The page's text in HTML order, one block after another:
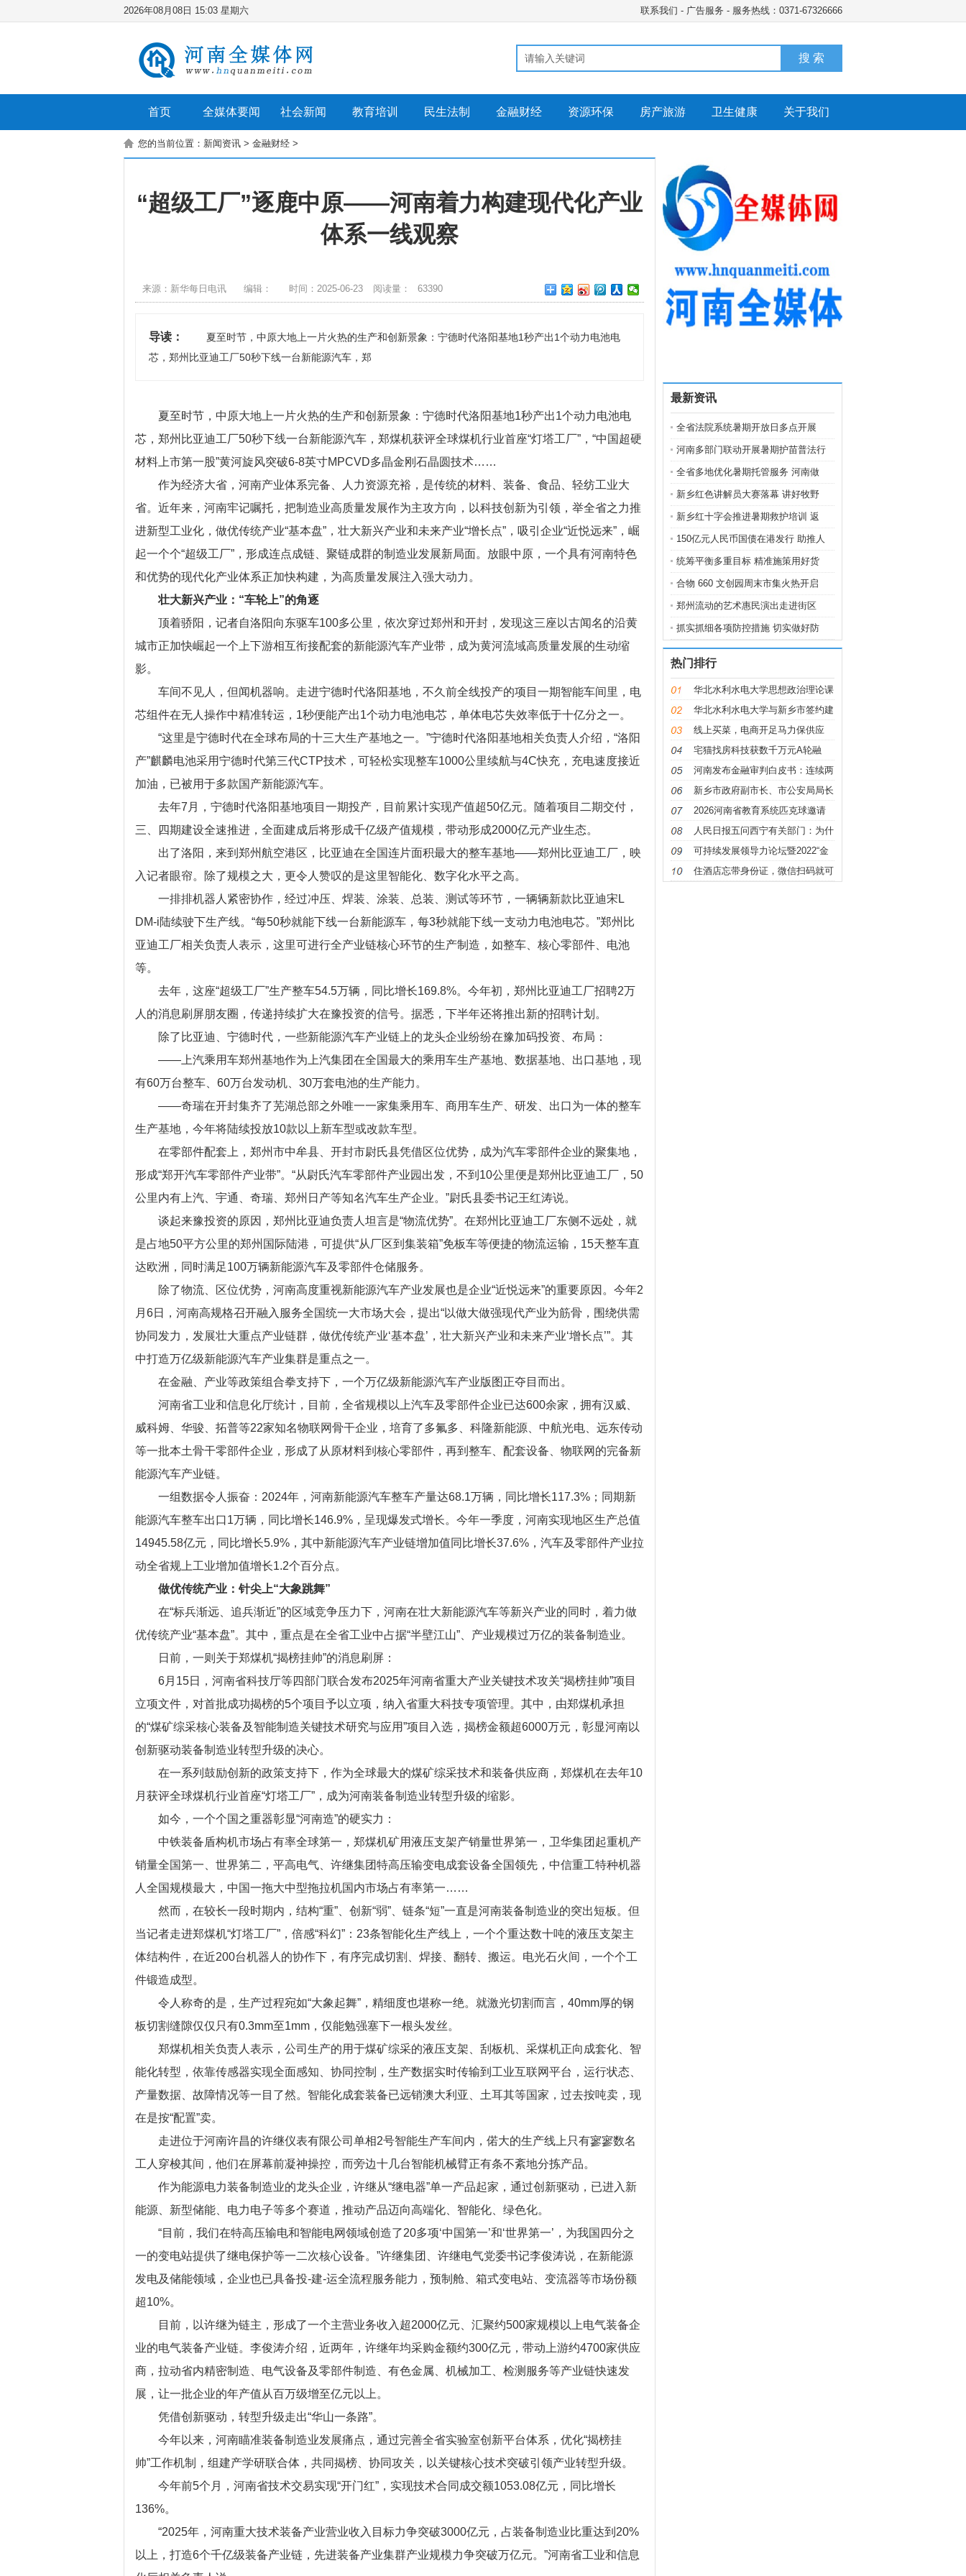
联系我们 - 广告服务 - 服务热线：0371-67326666
2026年08月08日 15:03 星期六
搜 索
首页 全媒体要闻 社会新闻 教育培训 民生法制 金融财经 资源环保 房产旅游 卫生健康 关于我们
您的当前位置： 新闻资讯 > 金融财经 >
“超级工厂”逐鹿中原——河南着力构建现代化产业
体系一线观察
来源：新华每日电讯 编辑： 时间：2025-06-23 阅读量： 63390
导读：
夏至时节，中原大地上一片火热的生产和创新景象：宁德时代洛阳基地1秒产出1个动力电池电
芯，郑州比亚迪工厂50秒下线一台新能源汽车，郑
夏至时节，中原大地上一片火热的生产和创新景象：宁德时代洛阳基地1秒产出1个动力电池电
芯，郑州比亚迪工厂50秒下线一台新能源汽车，郑煤机获评全球煤机行业首座“灯塔工厂”，“中国超硬
材料上市第一股”黄河旋风突破6-8英寸MPCVD多晶金刚石晶圆技术……
作为经济大省，河南产业体系完备、人力资源充裕，是传统的材料、装备、食品、轻纺工业大
省。近年来，河南牢记嘱托，把制造业高质量发展作为主攻方向，以科技创新为引领，举全省之力推
进新型工业化，做优传统产业“基本盘”，壮大新兴产业和未来产业“增长点”，吸引企业“近悦远来”，崛
起一个个“超级工厂”，形成连点成链、聚链成群的制造业发展新局面。放眼中原，一个具有河南特色
和优势的现代化产业体系正加快构建，为高质量发展注入强大动力。
壮大新兴产业：“车轮上”的角逐
顶着骄阳，记者自洛阳向东驱车100多公里，依次穿过郑州和开封，发现这三座以古闻名的沿黄
城市正加快崛起一个上下游相互衔接配套的新能源汽车产业带，成为黄河流域高质量发展的生动缩
影。
车间不见人，但闻机器响。走进宁德时代洛阳基地，不久前全线投产的项目一期智能车间里，电
芯组件在无人操作中精准转运，1秒便能产出1个动力电池电芯，单体电芯失效率低于十亿分之一。
“这里是宁德时代在全球布局的十三大生产基地之一。”宁德时代洛阳基地相关负责人介绍，“洛阳
产”麒麟电池采用宁德时代第三代CTP技术，可轻松实现整车1000公里续航与4C快充，充电速度接近
加油，已被用于多款国产新能源汽车。
去年7月，宁德时代洛阳基地项目一期投产，目前累计实现产值超50亿元。随着项目二期交付，
三、四期建设全速推进，全面建成后将形成千亿级产值规模，带动形成2000亿元产业生态。
出了洛阳，来到郑州航空港区，比亚迪在全国连片面积最大的整车基地——郑州比亚迪工厂，映
入记者眼帘。除了规模之大，更令人赞叹的是这里智能化、数字化水平之高。
一排排机器人紧密协作，经过冲压、焊装、涂装、总装、测试等环节，一辆辆新款比亚迪宋L
DM-i陆续驶下生产线。“每50秒就能下线一台新能源车，每3秒就能下线一支动力电池电芯。”郑州比
亚迪工厂相关负责人表示，这里可进行全产业链核心环节的生产制造，如整车、核心零部件、电池
等。
去年，这座“超级工厂”生产整车54.5万辆，同比增长169.8%。今年初，郑州比亚迪工厂招聘2万
人的消息刷屏朋友圈，传递持续扩大在豫投资的信号。据悉，下半年还将推出新的招聘计划。
除了比亚迪、宁德时代，一些新能源汽车产业链上的龙头企业纷纷在豫加码投资、布局：
——上汽乘用车郑州基地作为上汽集团在全国最大的乘用车生产基地、数据基地、出口基地，现
有60万台整车、60万台发动机、30万套电池的生产能力。
——奇瑞在开封集齐了芜湖总部之外唯一一家集乘用车、商用车生产、研发、出口为一体的整车
生产基地，今年将陆续投放10款以上新车型或改款车型。
在零部件配套上，郑州市中牟县、开封市尉氏县凭借区位优势，成为汽车零部件企业的聚集地，
形成“郑开汽车零部件产业带”。“从尉氏汽车零部件产业园出发，不到10公里便是郑州比亚迪工厂，50
公里内有上汽、宇通、奇瑞、郑州日产等知名汽车生产企业。”尉氏县委书记王红涛说。
谈起来豫投资的原因，郑州比亚迪负责人坦言是“物流优势”。在郑州比亚迪工厂东侧不远处，就
是占地50平方公里的郑州国际陆港，可提供“从厂区到集装箱”免板车等便捷的物流运输，15天整车直
达欧洲，同时满足100万辆新能源汽车及零部件仓储服务。
除了物流、区位优势，河南高度重视新能源汽车产业发展也是企业“近悦远来”的重要原因。今年2
月6日，河南高规格召开融入服务全国统一大市场大会，提出“以做大做强现代产业为筋骨，围绕供需
协同发力，发展壮大重点产业链群，做优传统产业‘基本盘’，壮大新兴产业和未来产业‘增长点’”。其
中打造万亿级新能源汽车产业集群是重点之一。
在金融、产业等政策组合拳支持下，一个万亿级新能源汽车产业版图正夺目而出。
河南省工业和信息化厅统计，目前，全省规模以上汽车及零部件企业已达600余家，拥有汉威、
威科姆、华骏、拓普等22家知名物联网骨干企业，培育了多氟多、科隆新能源、中航光电、远东传动
等一批本土骨干零部件企业，形成了从原材料到核心零部件，再到整车、配套设备、物联网的完备新
能源汽车产业链。
一组数据令人振奋：2024年，河南新能源汽车整车产量达68.1万辆，同比增长117.3%；同期新
能源汽车整车出口1万辆，同比增长146.9%，呈现爆发式增长。今年一季度，河南实现地区生产总值
14945.58亿元，同比增长5.9%，其中新能源汽车产业链增加值同比增长37.6%，汽车及零部件产业拉
动全省规上工业增加值增长1.2个百分点。
做优传统产业：针尖上“大象跳舞”
在“标兵渐远、追兵渐近”的区域竞争压力下，河南在壮大新能源汽车等新兴产业的同时，着力做
优传统产业“基本盘”。其中，重点是在全省工业中占据“半壁江山”、产业规模过万亿的装备制造业。
日前，一则关于郑煤机“揭榜挂帅”的消息刷屏：
6月15日，河南省科技厅等四部门联合发布2025年河南省重大产业关键技术攻关“揭榜挂帅”项目
立项文件，对首批成功揭榜的5个项目予以立项，纳入省重大科技专项管理。其中，由郑煤机承担
的“煤矿综采核心装备及智能制造关键技术研究与应用”项目入选，揭榜金额超6000万元，彰显河南以
创新驱动装备制造业转型升级的决心。
在一系列鼓励创新的政策支持下，作为全球最大的煤矿综采技术和装备供应商，郑煤机在去年10
月获评全球煤机行业首座“灯塔工厂”，成为河南装备制造业转型升级的缩影。
如今，一个个国之重器彰显“河南造”的硬实力：
中铁装备盾构机市场占有率全球第一，郑煤机矿用液压支架产销量世界第一，卫华集团起重机产
销量全国第一、世界第二，平高电气、许继集团特高压输变电成套设备全国领先，中信重工特种机器
人全国规模最大，中国一拖大中型拖拉机国内市场占有率第一……
然而，在较长一段时期内，结构“重”、创新“弱”、链条“短”一直是河南装备制造业的突出短板。但
当记者走进郑煤机“灯塔工厂”，倍感“科幻”：23条智能化生产线上，一个个重达数十吨的液压支架主
体结构件，在近200台机器人的协作下，有序完成切割、焊接、翻转、搬运。电光石火间，一个个工
件锻造成型。
令人称奇的是，生产过程宛如“大象起舞”，精细度也堪称一绝。就激光切割而言，40mm厚的钢
板切割缝隙仅仅只有0.3mm至1mm，仅能勉强塞下一根头发丝。
郑煤机相关负责人表示，公司生产的用于煤矿综采的液压支架、刮板机、采煤机正向成套化、智
能化转型，依靠传感器实现全面感知、协同控制，生产数据实时传输到工业互联网平台，运行状态、
产量数据、故障情况等一目了然。智能化成套装备已远销澳大利亚、土耳其等国家，过去按吨卖，现
在是按“配置”卖。
走进位于河南许昌的许继仪表有限公司单相2号智能生产车间内，偌大的生产线上只有寥寥数名
工人穿梭其间，他们在屏幕前凝神操控，而旁边十几台智能机械臂正有条不紊地分拣产品。
作为能源电力装备制造业的龙头企业，许继从“继电器”单一产品起家，通过创新驱动，已进入新
能源、新型储能、电力电子等多个赛道，推动产品迈向高端化、智能化、绿色化。
“目前，我们在特高压输电和智能电网领域创造了20多项‘中国第一’和‘世界第一’，为我国四分之
一的变电站提供了继电保护等一二次核心设备。”许继集团、许继电气党委书记李俊涛说，在新能源
发电及储能领域，企业也已具备投-建-运全流程服务能力，预制舱、箱式变电站、变流器等市场份额
超10%。
目前，以许继为链主，形成了一个主营业务收入超2000亿元、汇聚约500家规模以上电气装备企
业的电气装备产业链。李俊涛介绍，近两年，许继年均采购金额约300亿元，带动上游约4700家供应
商，拉动省内精密制造、电气设备及零部件制造、有色金属、机械加工、检测服务等产业链快速发
展，让一批企业的年产值从百万级增至亿元以上。
凭借创新驱动，转型升级走出“华山一条路”。
今年以来，河南瞄准装备制造业发展痛点，通过完善全省实验室创新平台体系，优化“揭榜挂
帅”工作机制，组建产学研联合体，共同揭榜、协同攻关，以关键核心技术突破引领产业转型升级。
今年前5个月，河南省技术交易实现“开门红”，实现技术合同成交额1053.08亿元，同比增长
136%。
“2025年，河南重大技术装备产业营业收入目标力争突破3000亿元，占装备制造业比重达到20%
以上，打造6个千亿级装备产业链，先进装备产业集群产业规模力争突破万亿元。”河南省工业和信息
最新资讯
全省法院系统暑期开放日多点开展
河南多部门联动开展暑期护苗普法行
全省多地优化暑期托管服务 河南做
新乡红色讲解员大赛落幕 讲好牧野
新乡红十字会推进暑期救护培训 返
150亿元人民币国债在港发行 助推人
统筹平衡多重目标 精准施策用好货
合物 660 文创园周末市集火热开启
郑州流动的艺术惠民演出走进街区
抓实抓细各项防控措施 切实做好防
热门排行
华北水利水电大学思想政治理论课
华北水利水电大学与新乡市签约建
设
线上买菜，电商开足马力保供应
宅猫找房科技获数千万元A轮融
资，万
河南发布金融审判白皮书：连续两
年
新乡市政府副市长、市公安局局长
朱
2026河南省教育系统匹克球邀请
赛举办
人民日报五问西宁有关部门：为什
么
可持续发展领导力论坛暨2022“金
钥
住酒店忘带身份证，微信扫码就可